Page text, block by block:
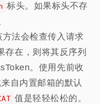
标头。如果标头不存
法会检查传入请求
存在，则将其反序列
。使用先前收
自内置邮箱的默认
值是轻轻松松的。